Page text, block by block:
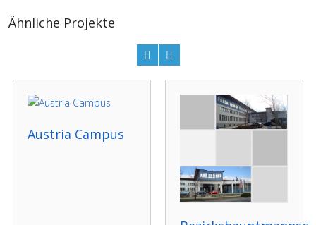
Ähnliche Projekte
Austria Campus